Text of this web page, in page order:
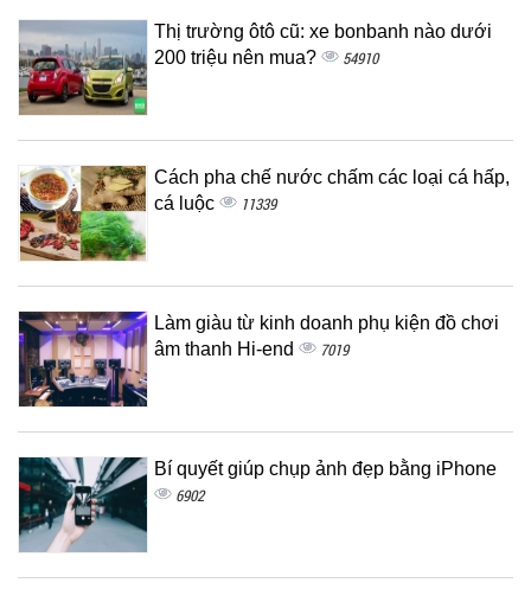
Thị trường ôtô cũ: xe bonbanh nào dưới
200 triệu nên mua?
54910
Cách pha chế nước chấm các loại cá hấp,
cá luộc
11339
Làm giàu từ kinh doanh phụ kiện đồ chơi
âm thanh Hi-end
7019
Bí quyết giúp chụp ảnh đẹp bằng iPhone
6902